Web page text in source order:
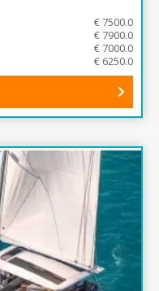
€ 7500.0
€ 7900.0
€ 7000.0
€ 6250.0